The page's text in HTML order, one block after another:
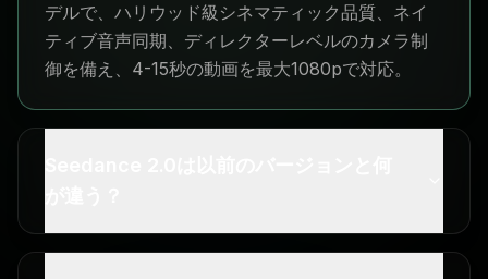
デルで、ハリウッド級シネマティック品質、ネイ
ティブ音声同期、ディレクターレベルのカメラ制
御を備え、4-15秒の動画を最大1080pで対応。